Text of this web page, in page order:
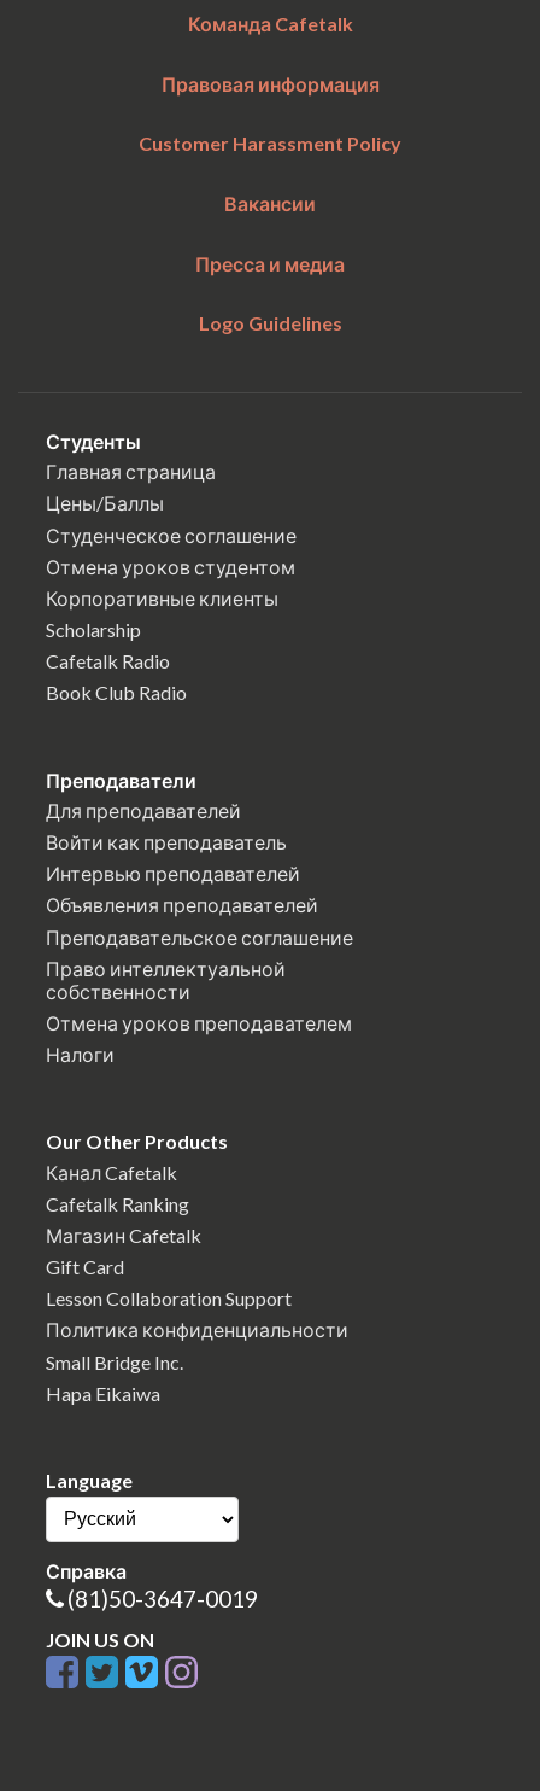
Команда Cafetalk
Правовая информация
Customer Harassment Policy
Вакансии
Пресса и медиа
Logo Guidelines
Студенты
Главная страница
Цены/Баллы
Студенческое соглашение
Отмена уроков студентом
Корпоративные клиенты
Scholarship
Cafetalk Radio
Book Club Radio
Преподаватели
Для преподавателей
Войти как преподаватель
Интервью преподавателей
Объявления преподавателей
Преподавательское соглашение
Право интеллектуальной
собственности
Отмена уроков преподавателем
Налоги
Our Other Products
Канал Cafetalk
Cafetalk Ranking
Магазин Cafetalk
Gift Card
Lesson Collaboration Support
Политика конфиденциальности
Small Bridge Inc.
Hapa Eikaiwa
Language
Справка
(81)50-3647-0019
JOIN US ON